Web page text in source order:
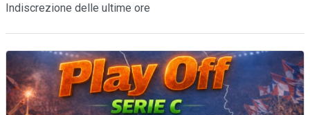
Indiscrezione delle ultime ore